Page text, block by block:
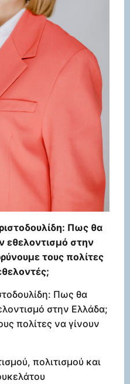
Πως θα
εθελοντισμό στην
τους πολίτες
Πως θα
στην Ελλάδα;
πολίτες να γίνουν
πολιτισμού και